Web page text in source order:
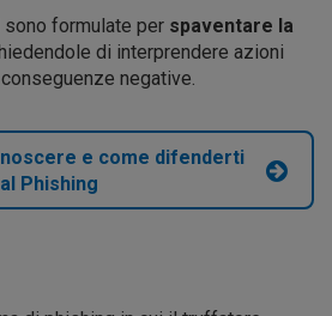
formulate per spaventare la
di interprendere azioni
negative.
e come difenderti
Phishing